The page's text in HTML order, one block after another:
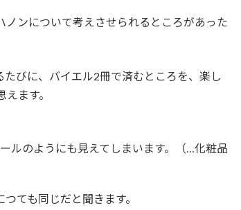
ンについて考えさせられるところがあった
びに、バイエル2冊で済むところを、楽し
ます。
ルのようにも見えてしまいます。（…化粧品
ても同じだと聞きます。